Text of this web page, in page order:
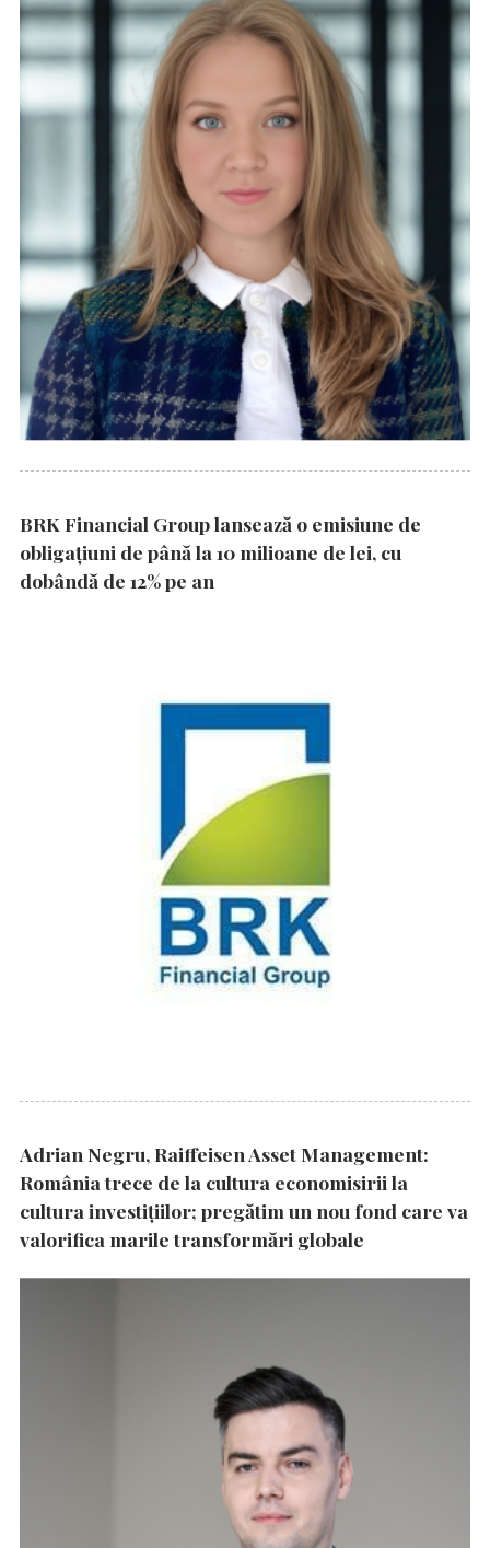
BRK Financial Group lansează o emisiune de
obligațiuni de până la 10 milioane de lei, cu
dobândă de 12% pe an
Adrian Negru, Raiffeisen Asset Management:
România trece de la cultura economisirii la
cultura investițiilor; pregătim un nou fond care va
valorifica marile transformări globale